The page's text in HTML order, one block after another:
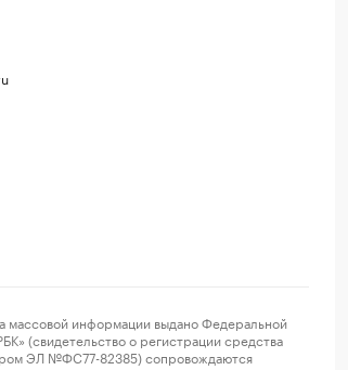
информации выдано Федеральной
(свидетельство о регистрации средства
ЭЛ №ФС77-82385) сопровождаются